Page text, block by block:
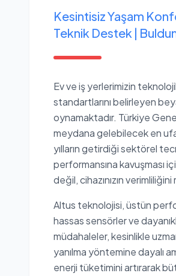
Kesintisiz Yaşam
Teknik Destek |
Ev ve iş yerlerimizin
standartlarını belirleyen
oynamaktadır. Türkiye
meydana gelebilecek en
yılların getirdiği sektörel
performansına kavuşması
değil, cihazınızın
Altus teknolojisi, üstün
hassas sensörler ve
müdahaleler, kesinlikle
yanılma yöntemine dayalı
enerji tüketimini artırarak